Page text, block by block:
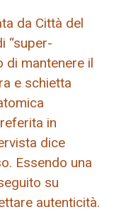
da Città del
“super-
di mantenere il
e schietta
in
dice
Essendo una
su
autenticità.